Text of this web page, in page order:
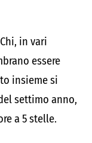
in vari
essere
insieme si
settimo anno,
a 5 stelle.